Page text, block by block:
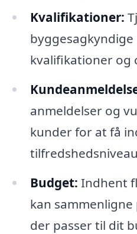
Kvalifikationer:
kvalifikationer og
anmeldelser og
kunder for at få
Budget: Indhent
kan
der passer til dit